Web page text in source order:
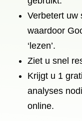
Verbetert uw
waardoor
‘lezen’.
Ziet u snel
Krijgt u 1
analyses
online.